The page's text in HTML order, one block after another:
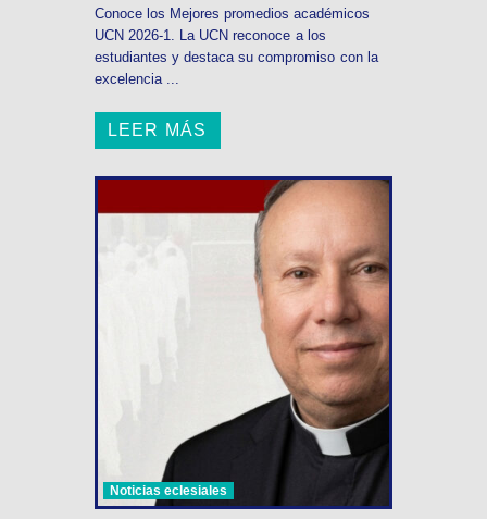
Conoce los Mejores promedios académicos
UCN 2026-1. La UCN reconoce a los
estudiantes y destaca su compromiso con la
excelencia ...
LEER MÁS
Noticias eclesiales